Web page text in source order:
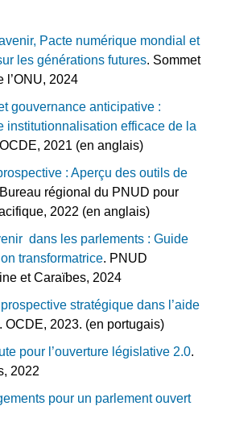
Pacte numérique mondial et
les générations futures. Sommet
l’ONU, 2024
gouvernance anticipative :
institutionnalisation efficace de la
2021 (en anglais)
: Aperçu des outils de
régional du PNUD pour
2022 (en anglais)
dans les parlements : Guide
transformatrice. PNUD
et Caraïbes, 2024
stratégique dans l’aide
. OCDE, 2023. (en portugais)
pour l’ouverture législative 2.0.
2022
pour un parlement ouvert